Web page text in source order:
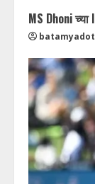
MS Dhoni च्या